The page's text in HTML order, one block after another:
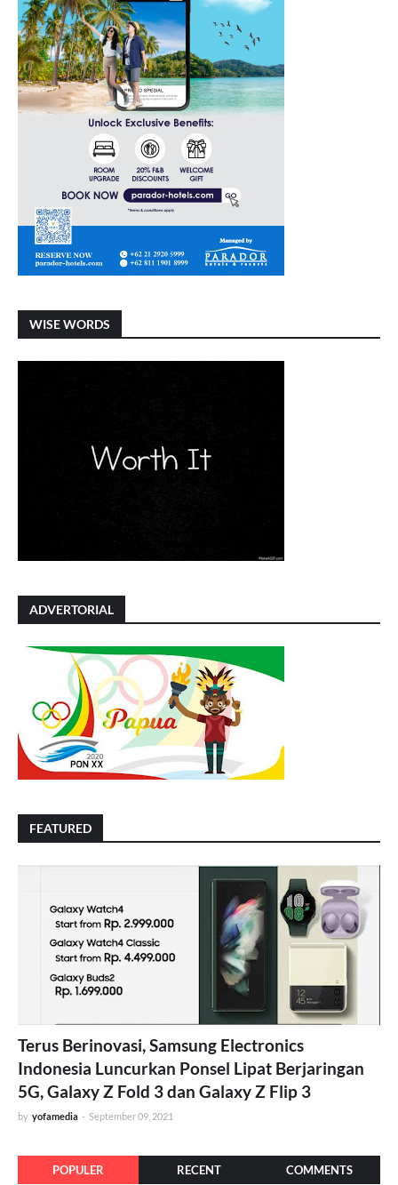
WISE WORDS
ADVERTORIAL
FEATURED
Terus Berinovasi, Samsung Electronics
Indonesia Luncurkan Ponsel Lipat Berjaringan
5G, Galaxy Z Fold 3 dan Galaxy Z Flip 3
by yofamedia - September 09, 2021
POPULER RECENT COMMENTS